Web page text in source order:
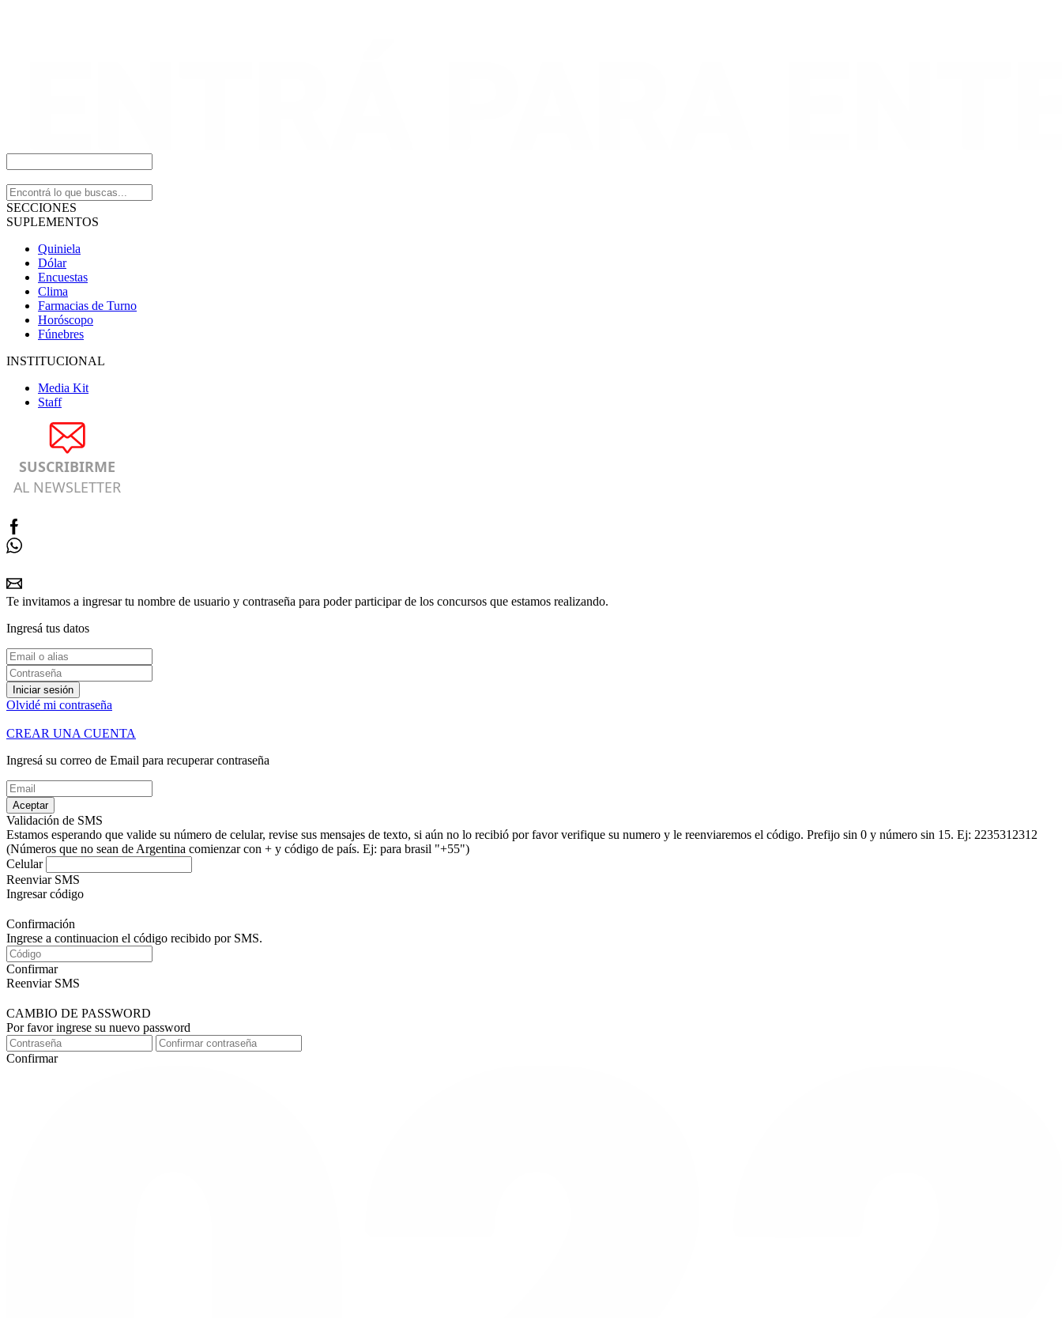
SECCIONES
SUPLEMENTOS
Quiniela
Dólar
Encuestas
Clima
Farmacias de Turno
Horóscopo
Fúnebres
INSTITUCIONAL
Media Kit
Staff
SUSCRIBIRME
AL NEWSLETTER
Te invitamos a ingresar tu nombre de usuario y contraseña para poder participar de los concursos que estamos realizando.
Ingresá tus datos
Iniciar sesión
Olvidé mi contraseña
CREAR UNA CUENTA
Ingresá su correo de Email para recuperar contraseña
Aceptar
Validación de SMS
Estamos esperando que valide su número de celular, revise sus mensajes de texto, si aún no lo recibió por favor verifique su numero y le reenviaremos el código. Prefijo sin 0 y número sin 15. Ej: 2235312312
(Números que no sean de Argentina comienzar con + y código de país. Ej: para brasil "+55")
Celular
Reenviar SMS
Ingresar código
Confirmación
Ingrese a continuacion el código recibido por SMS.
Confirmar
Reenviar SMS
CAMBIO DE PASSWORD
Por favor ingrese su nuevo password
Confirmar